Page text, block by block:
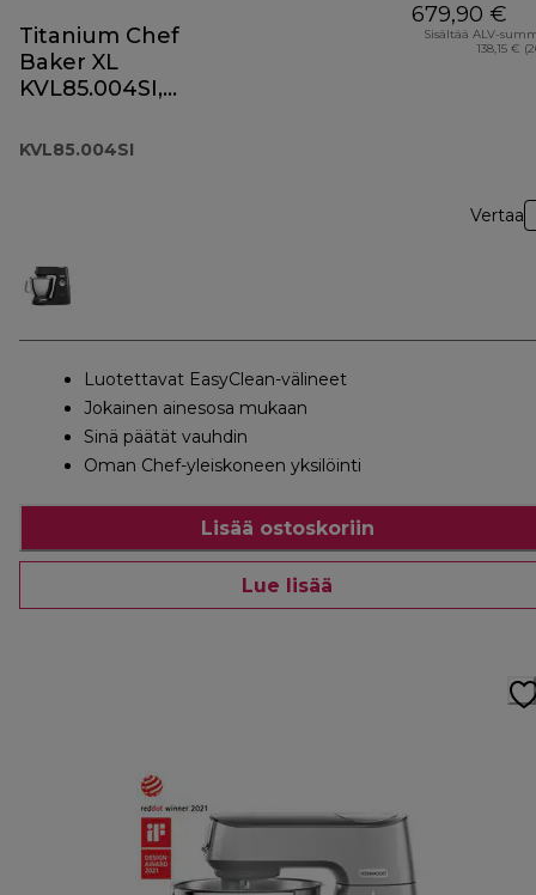
Titanium Chef
Baker XL
KVL85.004SI,
KVL85.004SI
679,90 €
Sisältää ALV-
138,15 €
Vertaa
Luotettavat EasyClean-välineet
Jokainen ainesosa mukaan
Sinä päätät vauhdin
Oman Chef-yleiskoneen yksilöinti
Lisää ostoskoriin
Lue lisää